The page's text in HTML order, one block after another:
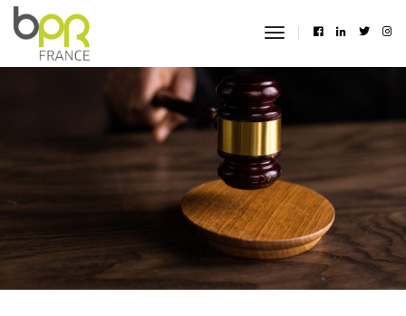
toggle